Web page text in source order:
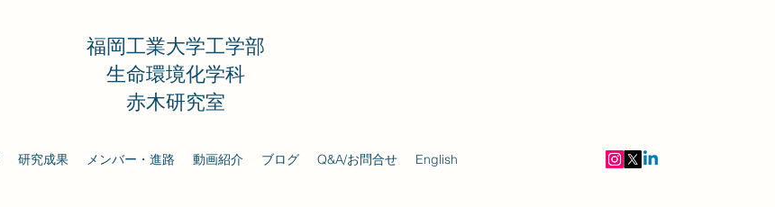
福岡工業大学工学部
生命環境化学科
赤木研究室
研究成果 メンバー・進路 動画紹介 ブログ Q&A/お問合せ English